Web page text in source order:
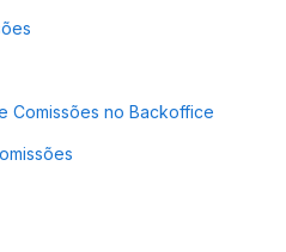
Comissões no Backoffice